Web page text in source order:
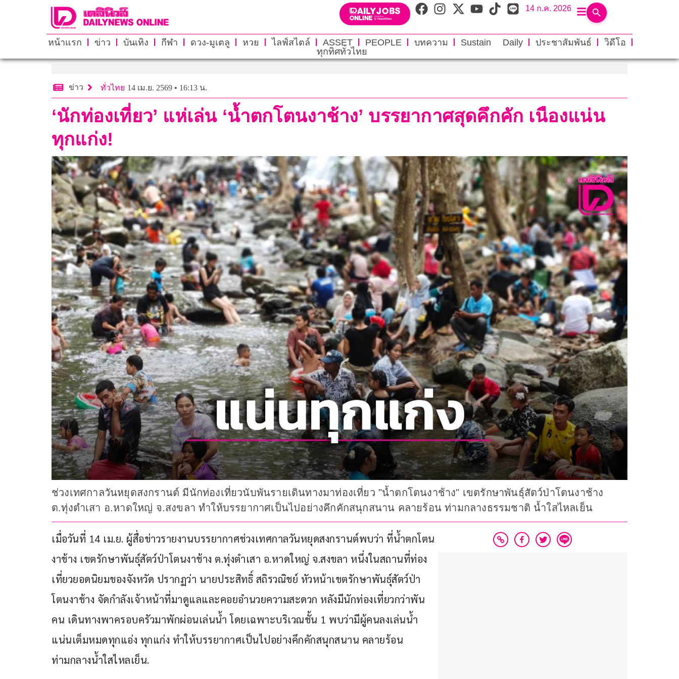
14 ก.ค. 2026
หน้าแรก ข่าว บันเทิง กีฬา ดวง-มูเตลู หวย ไลฟ์สไตล์ ASSET PEOPLE บทความ Sustain Daily ประชาสัมพันธ์
วิดีโอ
ทุกทิศทั่วไทย
ข่าว ทั่วไทย 14 เม.ย. 2569 • 16:13 น.
‘นักท่องเที่ยว’ แห่เล่น ‘น้ำตกโตนงาช้าง’ บรรยากาศสุดคึกคัก เนืองแน่น
ทุกแก่ง!
ช่วงเทศกาลวันหยุดสงกรานต์ มีนักท่องเที่ยวนับพันรายเดินทางมาท่องเที่ยว "น้ำตกโตนงาช้าง" เขตรักษาพันธุ์สัตว์ป่าโตนงาช้าง
ต.ทุ่งตำเสา อ.หาดใหญ่ จ.สงขลา ทำให้บรรยากาศเป็นไปอย่างคึกคักสนุกสนาน คลายร้อน ท่ามกลางธรรมชาติ น้ำใสไหลเย็น
เมื่อวันที่ 14 เม.ย. ผู้สื่อข่าวรายงานบรรยากาศช่วงเทศกาลวันหยุดสงกรานต์พบว่า ที่น้ำตกโตน
งาช้าง เขตรักษาพันธุ์สัตว์ป่าโตนงาช้าง ต.ทุ่งตำเสา อ.หาดใหญ่ จ.สงขลา หนึ่งในสถานที่ท่อง
เที่ยวยอดนิยมของจังหวัด ปรากฏว่า นายประสิทธิ์ สถิรวณิชย์ หัวหน้าเขตรักษาพันธุ์สัตว์ป่า
โตนงาช้าง จัดกำลังเจ้าหน้าที่มาดูแลและคอยอำนวยความสะดวก หลังมีนักท่องเที่ยวกว่าพัน
คน เดินทางพาครอบครัวมาพักผ่อนเล่นน้ำ โดยเฉพาะบริเวณชั้น 1 พบว่ามีผู้คนลงเล่นน้ำ
แน่นเต็มหมดทุกแอ่ง ทุกแก่ง ทำให้บรรยากาศเป็นไปอย่างคึกคักสนุกสนาน คลายร้อน
ท่ามกลางน้ำใสไหลเย็น.